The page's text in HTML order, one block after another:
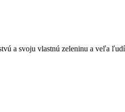
a svoju vlastnú zeleninu a veľa